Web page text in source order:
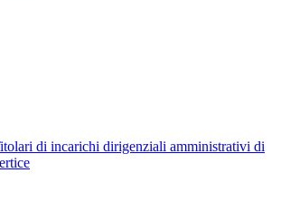
di incarichi dirigenziali amministrativi di